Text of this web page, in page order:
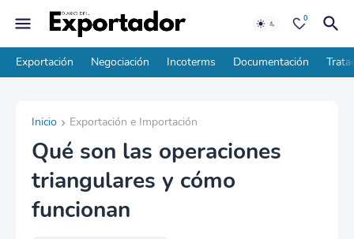
0
Exportación Negociación Incoterms Documentación
Inicio Exportación e Importación
Qué son las operaciones
triangulares y cómo
funcionan